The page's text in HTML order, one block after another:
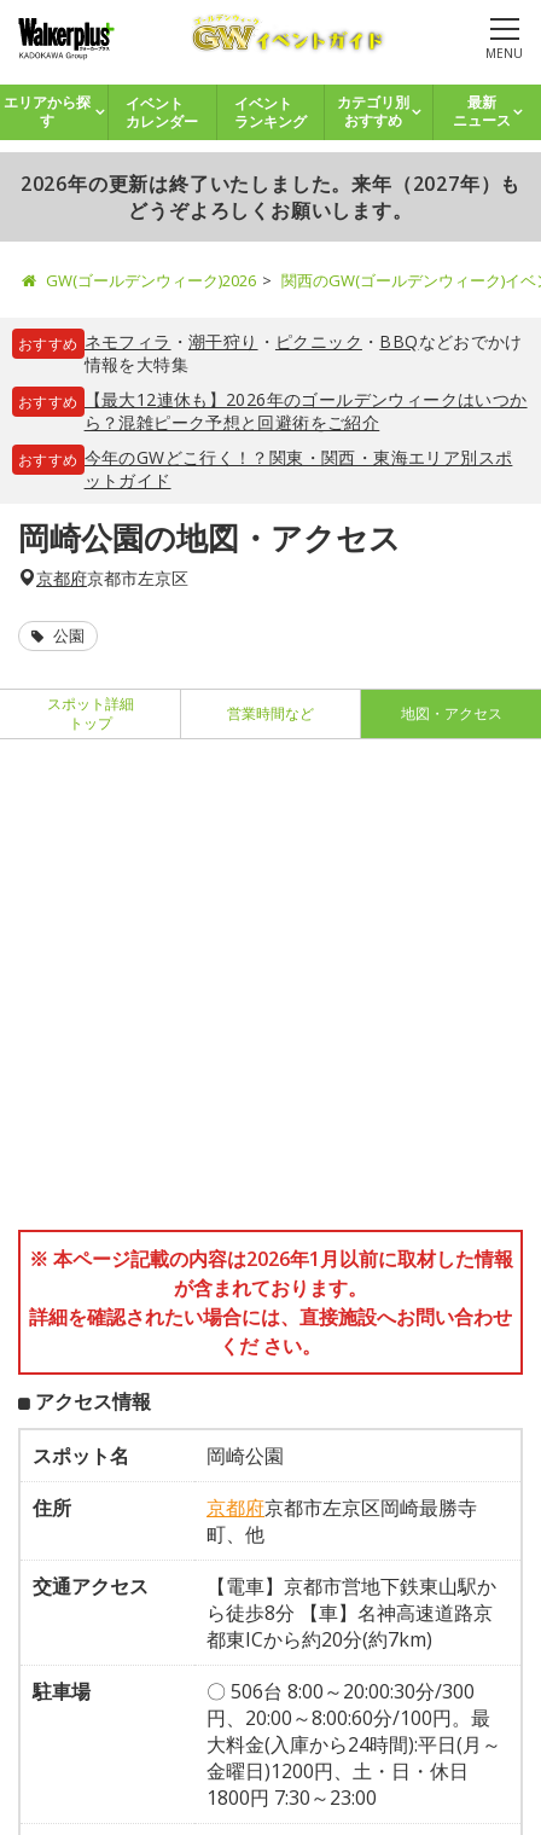
MENU
エリアから探
す
イベント
カレンダー
イベント
ランキング
カテゴリ別
おすすめ
最新
ニュース
2026年の更新は終了いたしました。来年（2027年）も
どうぞよろしくお願いします。
GW(ゴールデンウィーク)2026 関西のGW(ゴールデンウィーク)イ
おすすめ ネモフィラ ・ 潮干狩り ・ ピクニック ・ BBQなどおでかけ
情報を大特集
おすすめ
【最大12連休も】2026年のゴールデンウィークはいつか
ら？混雑ピーク予想と回避術をご紹介
おすすめ 今年のGWどこ行く！？関東・関西・東海エリア別スポ
ットガイド
岡崎公園の地図・アクセス
京都府京都市左京区
公園
スポット詳細
トップ
営業時間など 地図・アクセス
※ 本ページ記載の内容は2026年1月以前に取材した情報
が含まれております。
詳細を確認されたい場合には、直接施設へお問い合わせ
くだ さい。
アクセス情報
スポット名
岡崎公園
住所
京都府京都市左京区岡崎最勝寺
町、他
交通アクセス
【電車】京都市営地下鉄東山駅か
ら徒歩8分 【車】名神高速道路京
都東ICから約20分(約7km)
駐車場
〇 506台 8:00～20:00:30分/300
円、20:00～8:00:60分/100円。最
大料金(入庫から24時間):平日(月～
金曜日)1200円、土・日・休日
1800円 7:30～23:00